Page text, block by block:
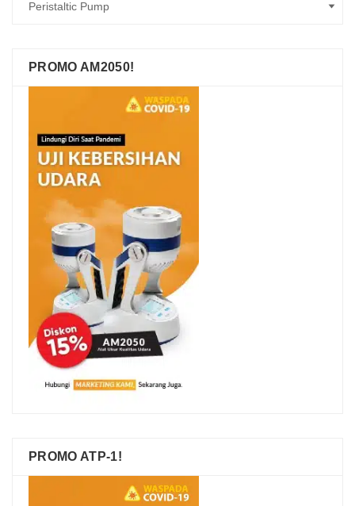
PROMO AM2050!
PROMO ATP-1!